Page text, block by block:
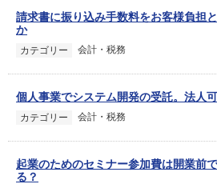
請求書に振り込み手数料をお客様負担
か
カテゴリー 会計・税務
個人事業でシステム開発の受託。法人
カテゴリー 会計・税務
起業のためのセミナー参加費は開業前
る？